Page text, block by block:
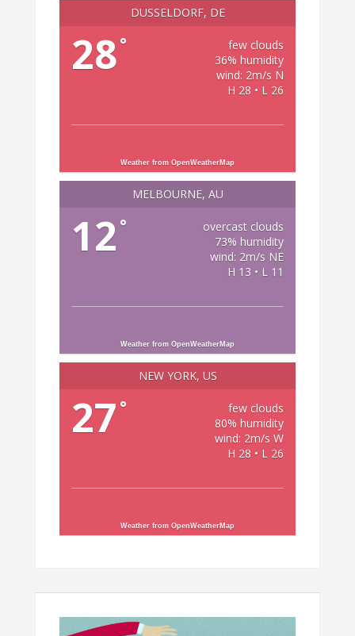
DÜSSELDORF, DE
28°
few clouds
36% humidity
wind: 2m/s N
H 28 • L 26
Weather from OpenWeatherMap
MELBOURNE, AU
12 °
overcast clouds
73% humidity
wind: 2m/s NE
H 13 • L 11
Weather from OpenWeatherMap
NEW YORK, US
27 °
few clouds
80% humidity
wind: 2m/s W
H 28 • L 26
Weather from OpenWeatherMap